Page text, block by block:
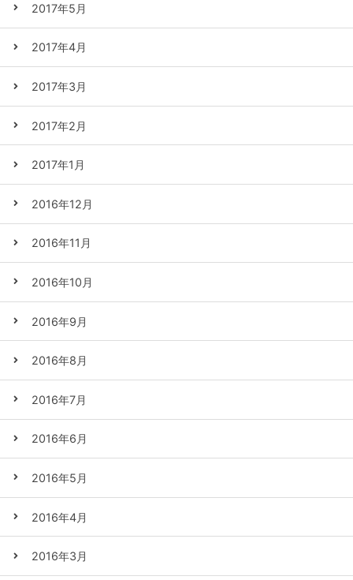
2017年5月
2017年4月
2017年3月
2017年2月
2017年1月
2016年12月
2016年11月
2016年10月
2016年9月
2016年8月
2016年7月
2016年6月
2016年5月
2016年4月
2016年3月